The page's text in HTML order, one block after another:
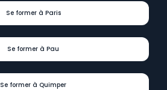
Se former à Paris
Se former à Pau
Se former à Quimper